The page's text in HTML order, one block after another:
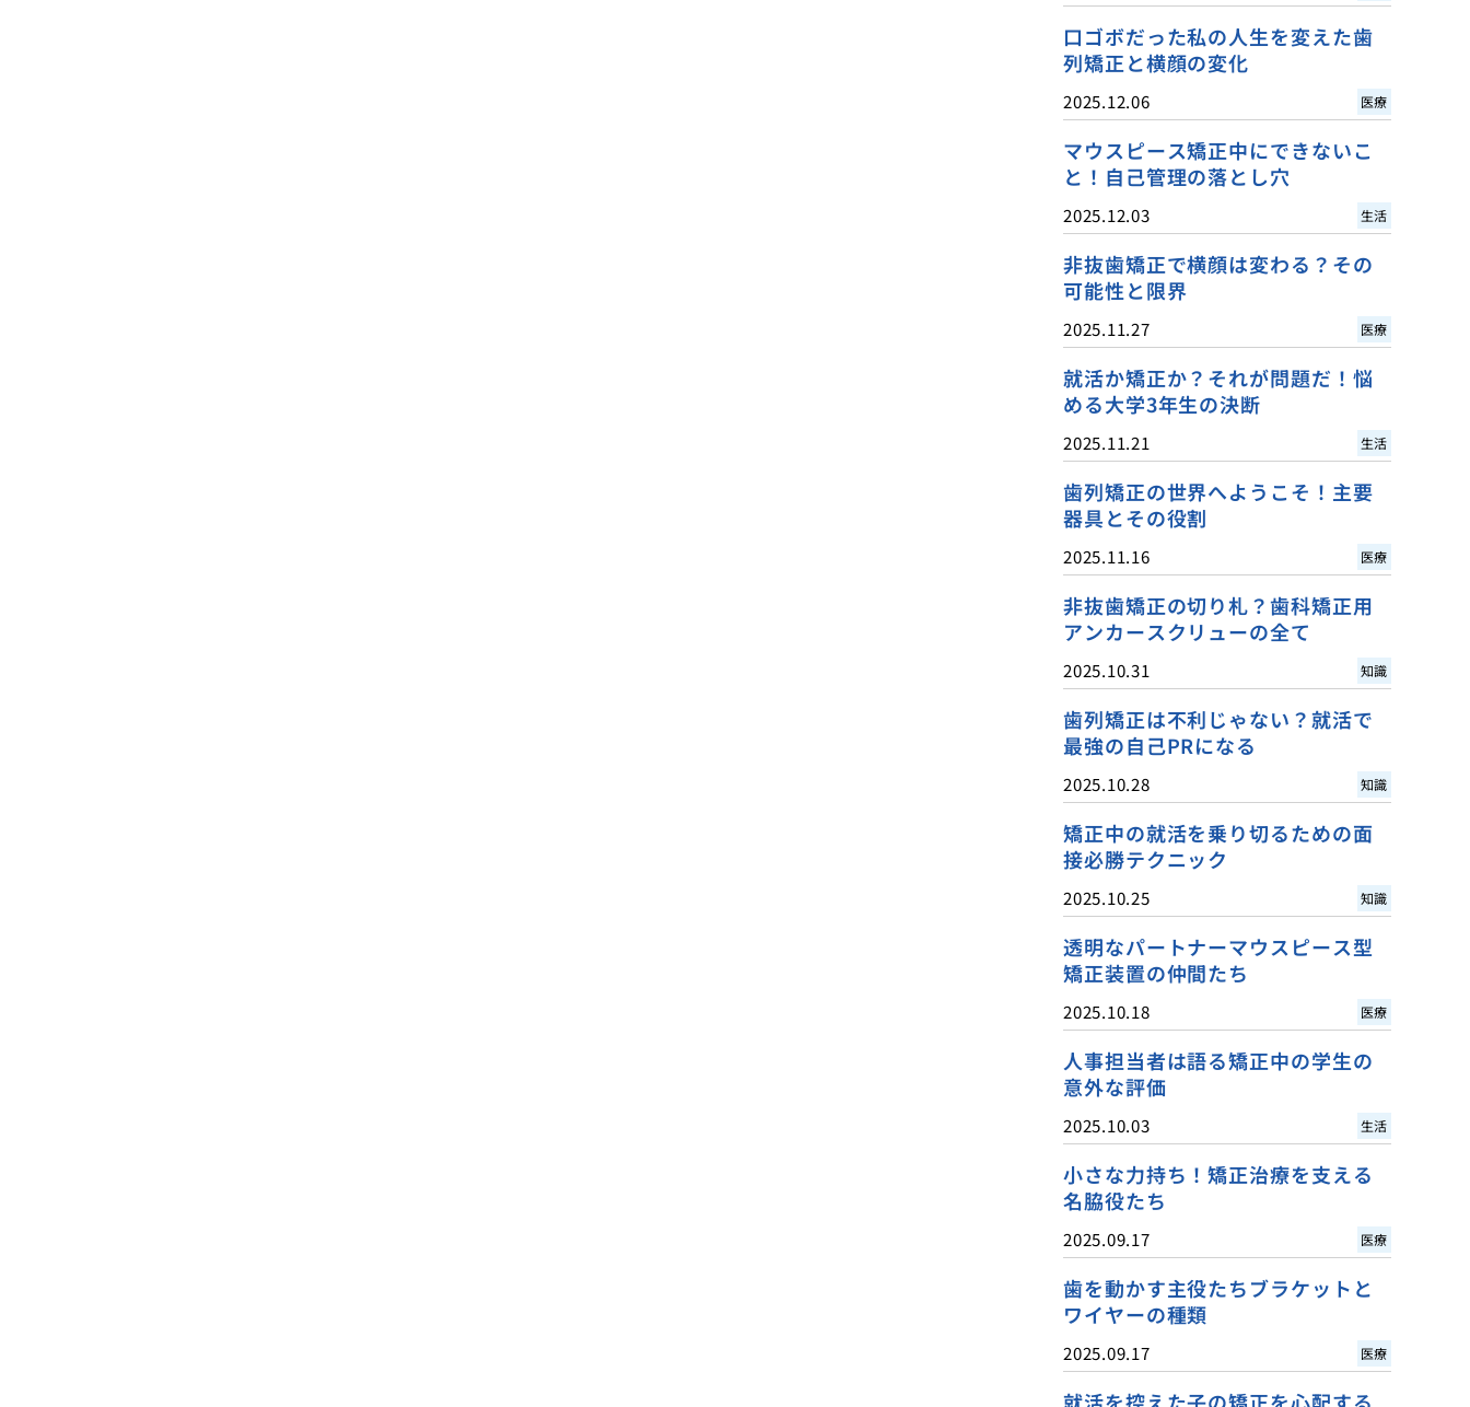
口ゴボだった私の人生を変えた歯
列矯正と横顔の変化
2025.12.06 医療
マウスピース矯正中にできないこ
と！自己管理の落とし穴
2025.12.03 生活
非抜歯矯正で横顔は変わる？その
可能性と限界
2025.11.27 医療
就活か矯正か？それが問題だ！悩
める大学3年生の決断
2025.11.21 生活
歯列矯正の世界へようこそ！主要
器具とその役割
2025.11.16 医療
非抜歯矯正の切り札？歯科矯正用
アンカースクリューの全て
2025.10.31 知識
歯列矯正は不利じゃない？就活で
最強の自己PRになる
2025.10.28 知識
矯正中の就活を乗り切るための面
接必勝テクニック
2025.10.25 知識
透明なパートナーマウスピース型
矯正装置の仲間たち
2025.10.18 医療
人事担当者は語る矯正中の学生の
意外な評価
2025.10.03 生活
小さな力持ち！矯正治療を支える
名脇役たち
2025.09.17 医療
歯を動かす主役たちブラケットと
ワイヤーの種類
2025.09.17 医療